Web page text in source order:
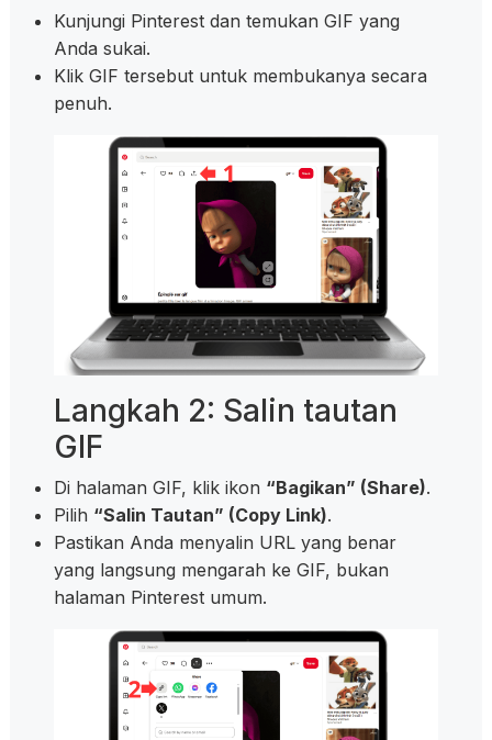
Kunjungi Pinterest dan temukan GIF yang
Anda sukai.
Klik GIF tersebut untuk membukanya secara
penuh.
Langkah 2: Salin tautan
GIF
Di halaman GIF, klik ikon “Bagikan” (Share).
Pilih “Salin Tautan” (Copy Link).
Pastikan Anda menyalin URL yang benar
yang langsung mengarah ke GIF, bukan
halaman Pinterest umum.